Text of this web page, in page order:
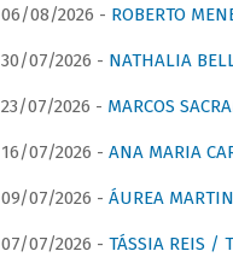
06/08/2026 - ROBERTO
30/07/2026 - NATHALIA
23/07/2026 - MARCOS
16/07/2026 - ANA MARIA
09/07/2026 - ÁUREA
07/07/2026 - TÁSSIA REIS /